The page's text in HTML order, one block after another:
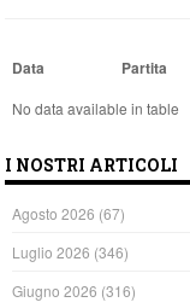
Data Partita
No data available in table
I NOSTRI ARTICOLI
Agosto 2026 (67)
Luglio 2026 (346)
Giugno 2026 (316)